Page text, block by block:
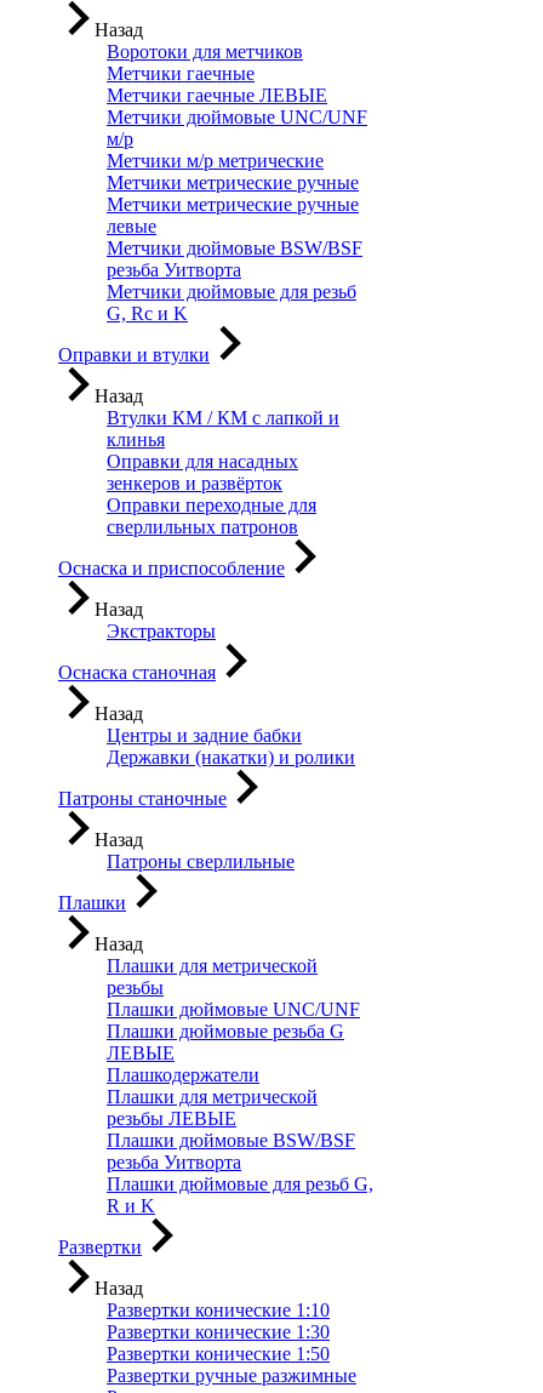
Назад
Воротоки для метчиков
Метчики гаечные
Метчики гаечные ЛЕВЫЕ
Метчики дюймовые UNC/UNF
м/р
Метчики м/р метрические
Метчики метрические ручные
Метчики метрические ручные
левые
Метчики дюймовые BSW/BSF
резьба Уитворта
Метчики дюймовые для резьб
G, Rc и K
Оправки и втулки
Назад
Втулки КМ / КМ с лапкой и
клинья
Оправки для насадных
зенкеров и развёрток
Оправки переходные для
сверлильных патронов
Оснаска и приспособление
Назад
Экстракторы
Оснаска станочная
Назад
Центры и задние бабки
Державки (накатки) и ролики
Патроны станочные
Назад
Патроны сверлильные
Плашки
Назад
Плашки для метрической
резьбы
Плашки дюймовые UNC/UNF
Плашки дюймовые резьба G
ЛЕВЫЕ
Плашкодержатели
Плашки для метрической
резьбы ЛЕВЫЕ
Плашки дюймовые BSW/BSF
резьба Уитворта
Плашки дюймовые для резьб G,
R и K
Развертки
Назад
Развертки конические 1:10
Развертки конические 1:30
Развертки конические 1:50
Развертки ручные разжимные